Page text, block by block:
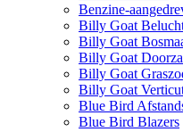
Benzine-
Billy Goat
Billy Goat
Billy Goat
Billy Goat
Billy Goat
Blue Bird
Blue Bird Blazers